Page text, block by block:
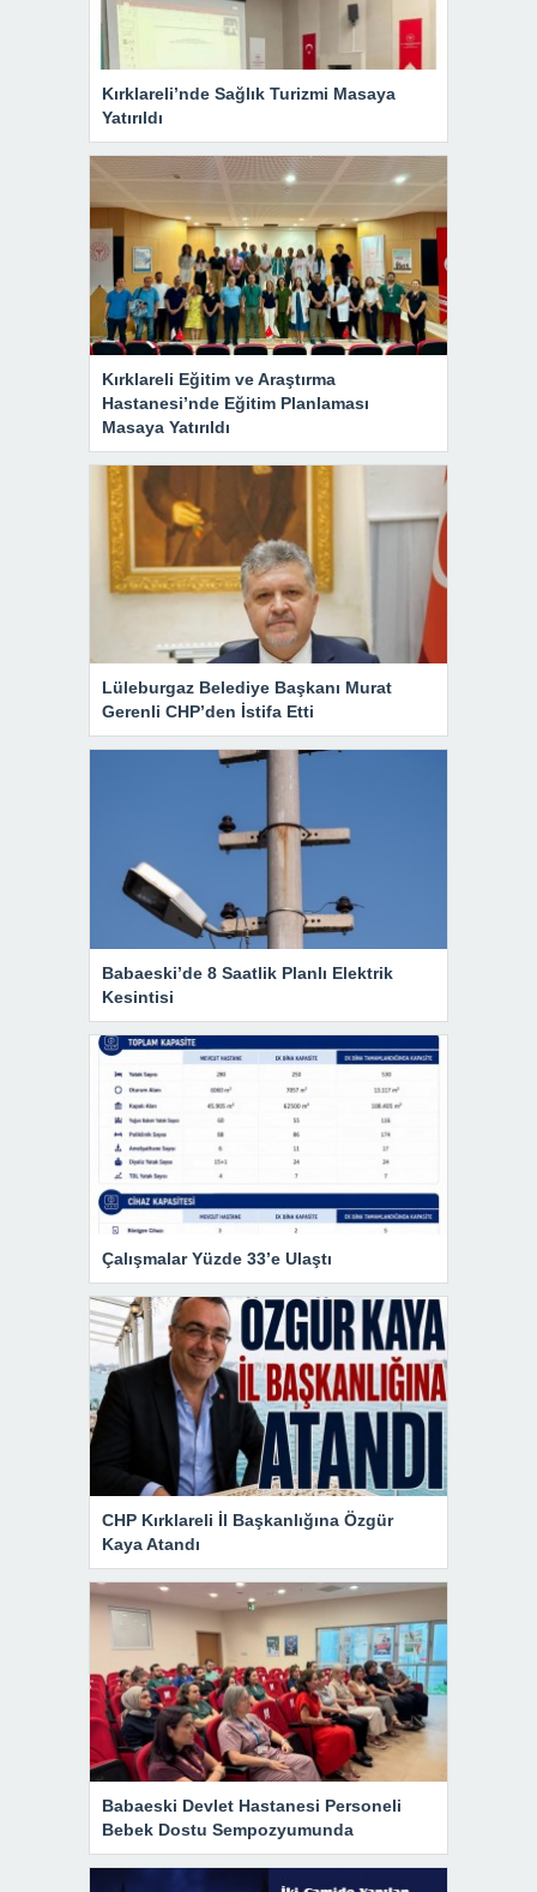
Kırklareli’nde Sağlık Turizmi Masaya
Yatırıldı
Kırklareli Eğitim ve Araştırma
Hastanesi’nde Eğitim Planlaması
Masaya Yatırıldı
Lüleburgaz Belediye Başkanı Murat
Gerenli CHP’den İstifa Etti
Babaeski’de 8 Saatlik Planlı Elektrik
Kesintisi
Çalışmalar Yüzde 33’e Ulaştı
CHP Kırklareli İl Başkanlığına Özgür
Kaya Atandı
Babaeski Devlet Hastanesi Personeli
Bebek Dostu Sempozyumunda